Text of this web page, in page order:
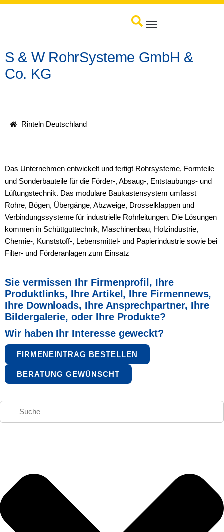
S & W RohrSysteme GmbH &
Co. KG
Rinteln Deutschland
Das Unternehmen entwickelt und fertigt Rohrsysteme, Formteile
und Sonderbauteile für die Förder-, Absaug-, Entstaubungs- und
Lüftungstechnik. Das modulare Baukastensystem umfasst
Rohre, Bögen, Übergänge, Abzweige, Drosselklappen und
Verbindungssysteme für industrielle Rohrleitungen. Die Lösungen
kommen in Schüttguttechnik, Maschinenbau, Holzindustrie,
Chemie-, Kunststoff-, Lebensmittel- und Papierindustrie sowie bei
Filter- und Förderanlagen zum Einsatz
Sie vermissen Ihr Firmenprofil, Ihre
Produktlinks, Ihre Artikel, Ihre Firmennews,
Ihre Downloads, Ihre Ansprechpartner, Ihre
Bildergalerie, oder Ihre Produkte?
Wir haben Ihr Interesse geweckt?
FIRMENEINTRAG BESTELLEN
BERATUNG GEWÜNSCHT